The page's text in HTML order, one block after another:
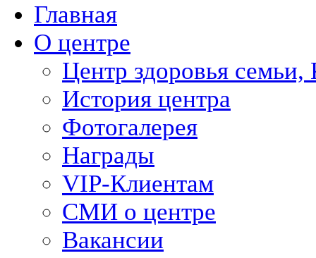
Главная
О центре
Центр здоровья семьи,
История центра
Фотогалерея
Награды
VIP-Клиентам
СМИ о центре
Вакансии